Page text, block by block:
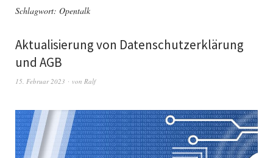
Schlagwort: Opentalk
Aktualisierung von Datenschutzerklärung
und AGB
15. Februar 2023 von Ralf